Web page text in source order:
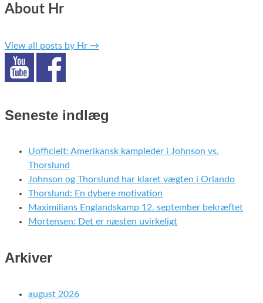
About Hr
View all posts by Hr →
Seneste indlæg
Uofficielt: Amerikansk kampleder i Johnson vs.
Thorslund
Johnson og Thorslund har klaret vægten i Orlando
Thorslund: En dybere motivation
Maximilians Englandskamp 12. september bekræftet
Mortensen: Det er næsten uvirkeligt
Arkiver
august 2026